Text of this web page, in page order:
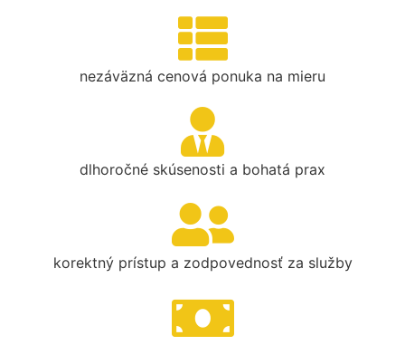
nezáväzná cenová ponuka na mieru
dlhoročné skúsenosti a bohatá prax
korektný prístup a zodpovednosť za služby